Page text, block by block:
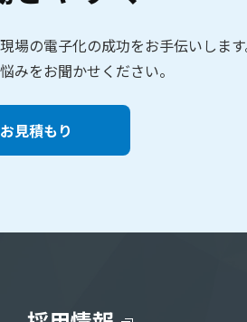
場の電子化の成功をお手伝いします
みをお聞かせください。
見積もり